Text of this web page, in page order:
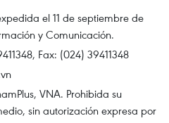
el 11 de septiembre de
y Comunicación.
Fax: (024) 39411348
VNA. Prohibida su
sin autorización expresa por